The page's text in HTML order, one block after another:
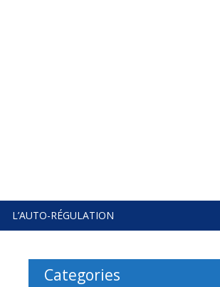
L’AUTO-RÉGULATION
Categories